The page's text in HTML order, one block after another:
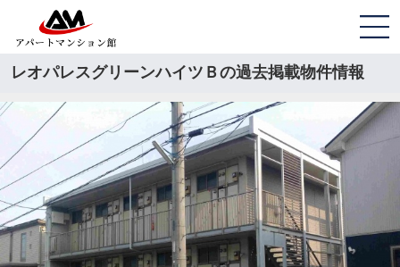
レオパレスグリーンハイツＢの過去掲載物件情報